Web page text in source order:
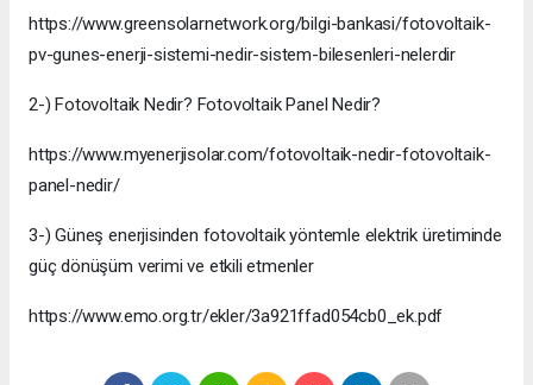
https://www.greensolarnetwork.org/bilgi-bankasi/fotovoltaik-
pv-gunes-enerji-sistemi-nedir-sistem-bilesenleri-nelerdir
2-) Fotovoltaik Nedir? Fotovoltaik Panel Nedir?
https://www.myenerjisolar.com/fotovoltaik-nedir-fotovoltaik-
panel-nedir/
3-) Güneş enerjisinden fotovoltaik yöntemle elektrik üretiminde
güç dönüşüm verimi ve etkili etmenler
https://www.emo.org.tr/ekler/3a921ffad054cb0_ek.pdf